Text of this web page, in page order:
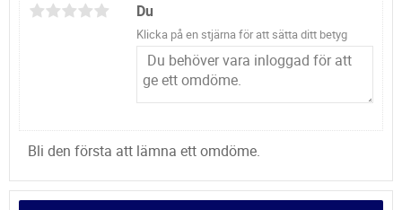
Du
Klicka på en stjärna för att sätta ditt betyg
Bli den första att lämna ett omdöme.